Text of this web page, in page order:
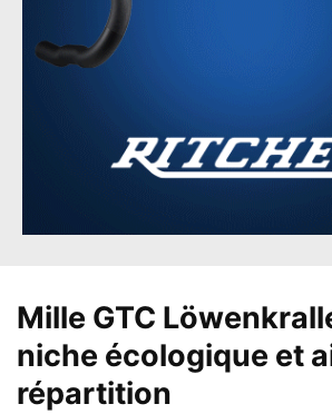
Mille GTC
niche écologique et
répartition